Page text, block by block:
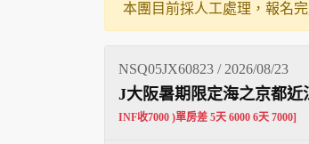
本團目前採人工處理，報名
NSQ05JX60823 / 2026/08/23
J大阪暑期限定海之京都近
INF收7000 )單房差 5天 6000 6天 7000]